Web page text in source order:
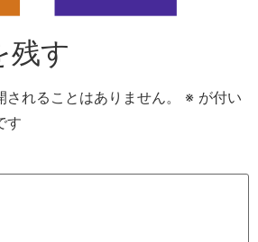
残す
れることはありません。 ※ が付い
す